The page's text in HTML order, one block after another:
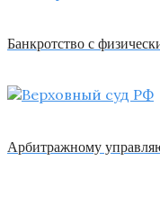
Банкротство с
Арбитражному